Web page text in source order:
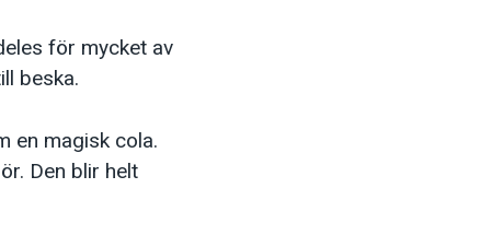
för mycket av
beska.
en magisk cola.
Den blir helt